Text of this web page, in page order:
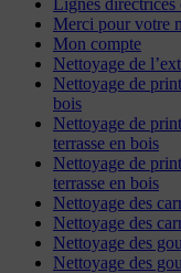
Lignes directrices
Merci pour votre
Mon compte
Nettoyage de
Nettoyage de
bois
Nettoyage de
terrasse en bois
Nettoyage de
terrasse en bois
Nettoyage des
Nettoyage des
Nettoyage des
Nettoyage des